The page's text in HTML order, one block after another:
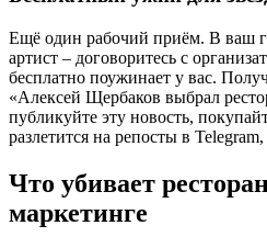
Ещё один рабочий приём. В ваш
артист – договоритесь с
бесплатно поужинает у вас.
«Алексей Щербаков выбрал
публикуйте эту новость,
разлетится на репосты в
Что убивает
маркетинге